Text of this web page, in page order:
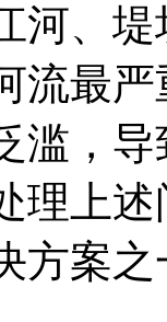
河、
流最
滥，
理上
方案